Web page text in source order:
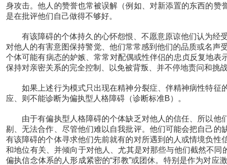
身攻击。他人的赞誉也常被误解（例如、对新添置的东西的
是在批评他们自己做得不够好。
有该障碍的个体持久的心怀怨恨、不愿意原谅他们认为经
对他人的有害意图保持警觉、他们常常感到他们的品质或名
个体可能有病态的妒嫉、常常对配偶或性伴侣的忠贞反复地表
保持对亲密关系的完全控制、以免被背叛、并不停地责问和挑
如果上述行为模式只出现在精神分裂症、伴精神病性特征
应、则不能诊断为偏执型人格障碍（诊断标准B）。
由于有偏执型人格障碍的个体缺乏对他人的信任、所以他
剔、无法合作、尽管他们难以自我批评。他们可能会把自己的
有该障碍的个体寻求他们先前就有的对所遇到的人或情境负
和地位有关、并倾向于对他人、尤其是对那些与他们截然不
偏执信念体系的人形成紧密的“邪教”或团休。特别是作为对